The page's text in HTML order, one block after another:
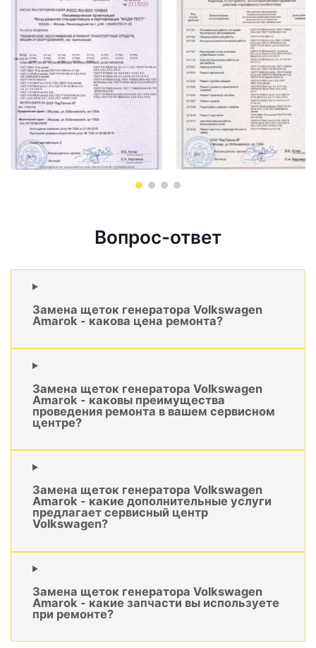
Вопрос-ответ
Замена щеток генератора Volkswagen
Amarok - какова цена ремонта?
Замена щеток генератора Volkswagen
Amarok - каковы преимущества
проведения ремонта в вашем сервисном
центре?
Замена щеток генератора Volkswagen
Amarok - какие дополнительные услуги
предлагает сервисный центр
Volkswagen?
Замена щеток генератора Volkswagen
Amarok - какие запчасти вы используете
при ремонте?